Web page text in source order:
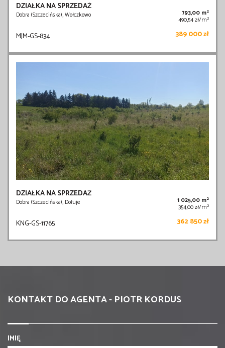
DZIAŁKA NA SPRZEDAŻ
Dobra (Szczecińska), Wołczkowo 793,00 m2
490,54 zł/m2
MJM-GS-834 389 000 zł
DZIAŁKA NA SPRZEDAŻ
Dobra (Szczecińska), Dołuje 1 025,00 m2
354,00 zł/m2
KNG-GS-11765 362 850 zł
KONTAKT DO AGENTA - PIOTR KORDUS
IMIĘ